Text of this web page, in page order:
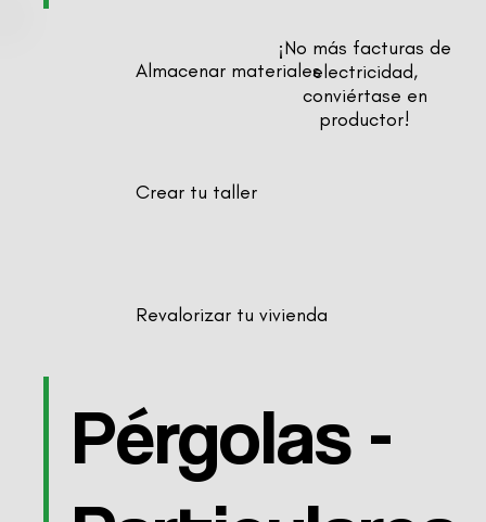
¡No más facturas de
electricidad,
conviértase en
productor!
Almacenar materiales
Crear tu taller
Revalorizar tu vivienda
Pérgolas -